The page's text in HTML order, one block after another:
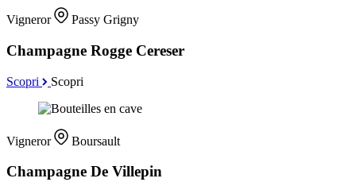
Vigneror Passy Grigny
Champagne Rogge Cereser
Scopri Scopri
Vigneror Boursault
Champagne De Villepin